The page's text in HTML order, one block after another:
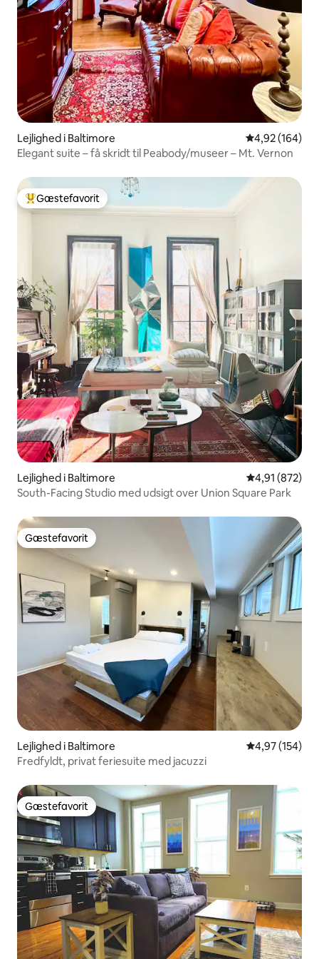
Lejlighed i Baltimore 4,92 ud af 5 i
4,92 (164)
Elegant suite – få skridt til Peabody/museer – Mt. Vernon
Bedste gæstefavorit
Gæstefavorit
Lejlighed i Baltimore 4,91 ud af 5 i
4,91 (872)
South-Facing Studio med udsigt over Union Square Park
Gæstefavorit
Gæstefavorit
Lejlighed i Baltimore 4,97 ud af 5 i
4,97 (154)
Fredfyldt, privat feriesuite med jacuzzi
Gæstefavorit
Gæstefavorit